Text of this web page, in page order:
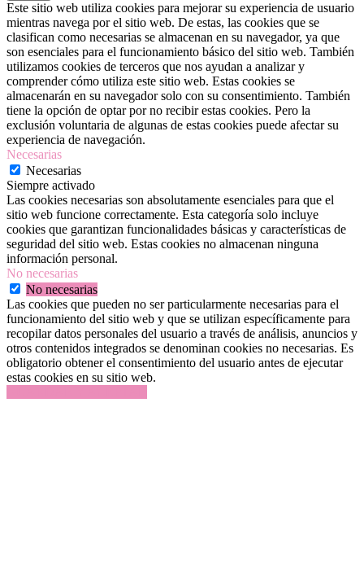
Este sitio web utiliza cookies para mejorar su experiencia de usuario
mientras navega por el sitio web. De estas, las cookies que se
clasifican como necesarias se almacenan en su navegador, ya que
son esenciales para el funcionamiento básico del sitio web. También
utilizamos cookies de terceros que nos ayudan a analizar y
comprender cómo utiliza este sitio web. Estas cookies se
almacenarán en su navegador solo con su consentimiento. También
tiene la opción de optar por no recibir estas cookies. Pero la
exclusión voluntaria de algunas de estas cookies puede afectar su
experiencia de navegación.
Necesarias
Necesarias
Siempre activado
Las cookies necesarias son absolutamente esenciales para que el
sitio web funcione correctamente. Esta categoría solo incluye
cookies que garantizan funcionalidades básicas y características de
seguridad del sitio web. Estas cookies no almacenan ninguna
información personal.
No necesarias
No necesarias
Las cookies que pueden no ser particularmente necesarias para el
funcionamiento del sitio web y que se utilizan específicamente para
recopilar datos personales del usuario a través de análisis, anuncios y
otros contenidos integrados se denominan cookies no necesarias. Es
obligatorio obtener el consentimiento del usuario antes de ejecutar
estas cookies en su sitio web.